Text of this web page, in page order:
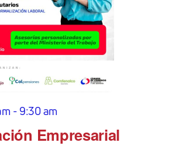
Empresarial
-9:30 am